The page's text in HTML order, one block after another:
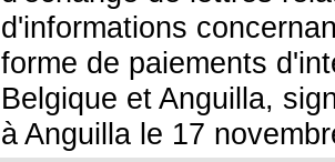
d'informations
forme de paiements
Belgique et Anguilla,
à Anguilla le 17